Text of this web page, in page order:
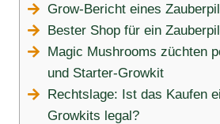
Grow-Bericht eines
Bester Shop für ein
Magic Mushrooms züchten
und Starter-Growkit
Rechtslage: Ist das Kaufen
Growkits legal?